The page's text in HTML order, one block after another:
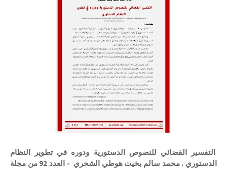
التفسير القضائي للنصوص الدستورية ودوره في تطوير النظام
الدستوري . محمد سالم بخيت هوطي الشحري - العدد 92 من مجلة